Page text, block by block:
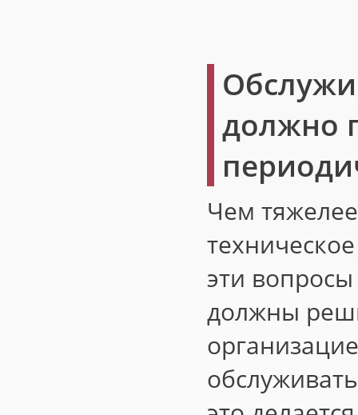
должно
Чем
эти
должны